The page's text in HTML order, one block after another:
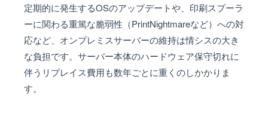
定期的に発生するOSのアップデートや、印刷スプーラ
ーに関わる重篤な脆弱性（PrintNightmareなど）への対
応など、オンプレミスサーバーの維持は情シスの大き
な負担です。サーバー本体のハードウェア保守切れに
伴うリプレイス費用も数年ごとに重くのしかかりま
す。